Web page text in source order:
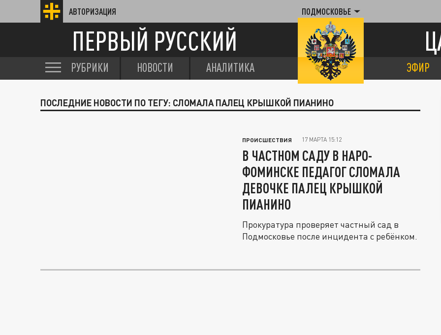
АВТОРИЗАЦИЯ ПОДМОСКОВЬЕ
ПЕРВЫЙ РУССКИЙ
РУБРИКИ НОВОСТИ АНАЛИТИКА ЭФИР
ПОСЛЕДНИЕ НОВОСТИ ПО ТЕГУ: СЛОМАЛА ПАЛЕЦ КРЫШКОЙ ПИАНИНО
ПРОИСШЕСТВИЯ 17 МАРТА 15:12
В ЧАСТНОМ САДУ В НАРО-
ФОМИНСКЕ ПЕДАГОГ СЛОМАЛА
ДЕВОЧКЕ ПАЛЕЦ КРЫШКОЙ
ПИАНИНО
Прокуратура проверяет частный сад в
Подмосковье после инцидента с ребёнком.